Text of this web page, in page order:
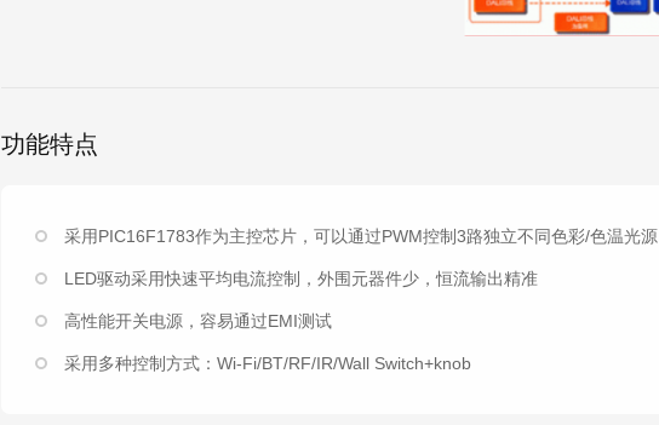
功能特点
采用PIC16F1783作为主控芯片，可以通过PWM控制3路独立不同色彩/色温光源
LED驱动采用快速平均电流控制，外围元器件少，恒流输出精准
高性能开关电源，容易通过EMI测试
采用多种控制方式：Wi-Fi/BT/RF/IR/Wall Switch+knob